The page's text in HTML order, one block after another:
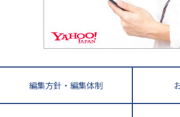
長崎県 熊本
鹿児島県 沖縄県
教育ジャーナリストが徹底解説！ 大
編集方針・編集体制